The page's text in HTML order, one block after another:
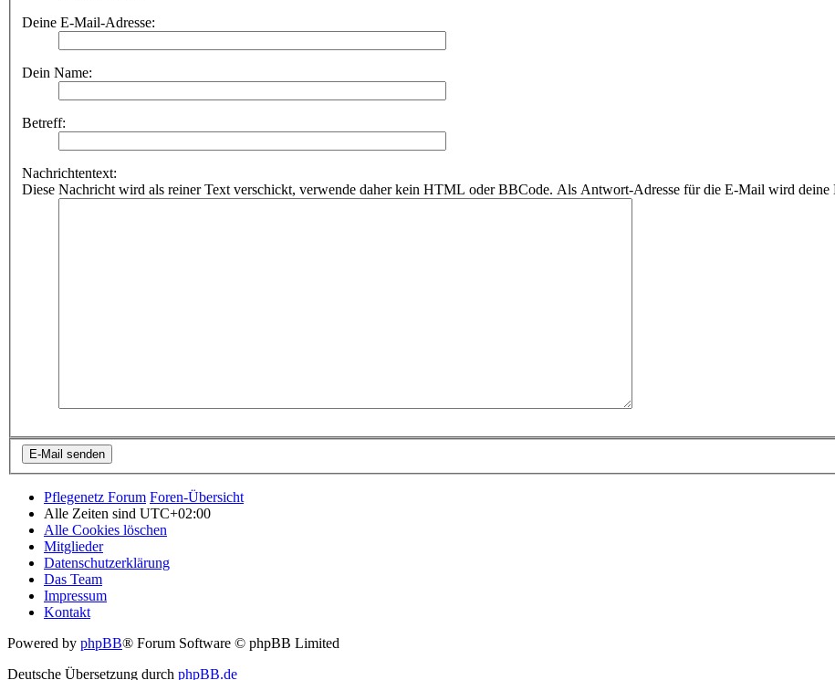
Deine E-Mail-Adresse:
Dein Name:
Betreff:
Nachrichtentext:
Diese Nachricht wird als reiner Text verschickt, verwende daher kein HTML oder BBCode. Als Antwort-Adresse für die E-Mail wird deine
Pflegenetz Forum Foren-Übersicht
Alle Zeiten sind UTC+02:00
Alle Cookies löschen
Mitglieder
Datenschutzerklärung
Das Team
Impressum
Kontakt
Powered by phpBB® Forum Software © phpBB Limited
Deutsche Übersetzung durch phpBB.de